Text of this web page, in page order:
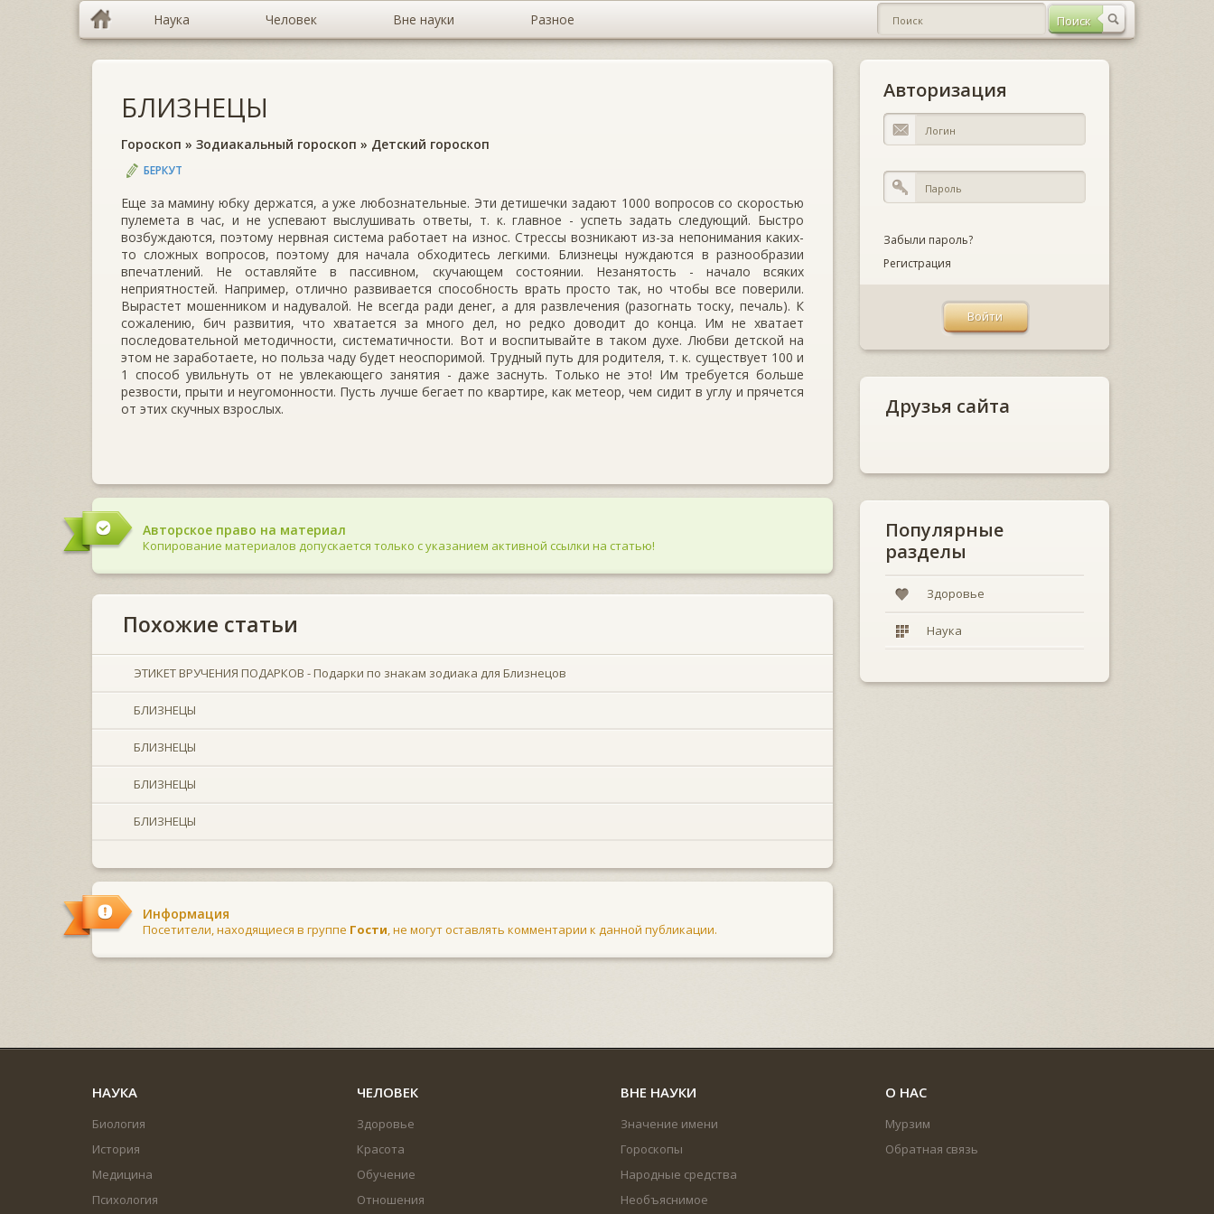
Наука Человек Вне науки Разное
БЛИЗНЕЦЫ
Гороскоп » Зодиакальный гороскоп » Детский гороскоп
БЕРКУТ
Еще за мамину юбку держатся, а уже любознательные. Эти детишечки задают 1000 вопросов со скоростью
пулемета в час, и не успевают выслушивать ответы, т. к. главное - успеть задать следующий. Быстро
возбуждаются, поэтому нервная система работает на износ. Стрессы возникают из-за непонимания каких-
то сложных вопросов, поэтому для начала обходитесь легкими. Близнецы нуждаются в разнообразии
впечатлений. Не оставляйте в пассивном, скучающем состоянии. Незанятость - начало всяких
неприятностей. Например, отлично развивается способность врать просто так, но чтобы все поверили.
Вырастет мошенником и надувалой. Не всегда ради денег, а для развлечения (разогнать тоску, печаль). К
сожалению, бич развития, что хватается за много дел, но редко доводит до конца. Им не хватает
последовательной методичности, систематичности. Вот и воспитывайте в таком духе. Любви детской на
этом не заработаете, но польза чаду будет неоспоримой. Трудный путь для родителя, т. к. существует 100 и
1 способ увильнуть от не увлекающего занятия - даже заснуть. Только не это! Им требуется больше
резвости, прыти и неугомонности. Пусть лучше бегает по квартире, как метеор, чем сидит в углу и прячется
от этих скучных взрослых.
Авторское право на материал
Копирование материалов допускается только с указанием активной ссылки на статью!
Похожие статьи
ЭТИКЕТ ВРУЧЕНИЯ ПОДАРКОВ - Подарки по знакам зодиака для Близнецов
БЛИЗНЕЦЫ
БЛИЗНЕЦЫ
БЛИЗНЕЦЫ
БЛИЗНЕЦЫ
Информация
Посетители, находящиеся в группе Гости, не могут оставлять комментарии к данной публикации.
Авторизация
Забыли пароль?
Регистрация
Друзья сайта
Популярные
разделы
Здоровье
Наука
НАУКА
Биология
История
Медицина
Психология
ЧЕЛОВЕК
Здоровье
Красота
Обучение
Отношения
ВНЕ НАУКИ
Значение имени
Гороскопы
Народные средства
Необъяснимое
О НАС
Мурзим
Обратная связь